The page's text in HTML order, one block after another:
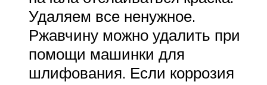
Удаляем все ненужное.
Ржавчину можно удалить при
помощи машинки для
шлифования. Если коррозия